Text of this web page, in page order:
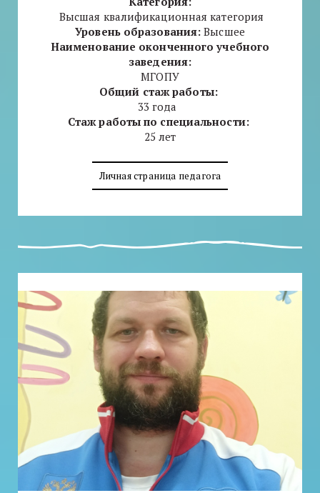
Высшая квалификационная категория
Уровень образования:Высшее
Наименование оконченного учебного
заведения:
МГОПУ
Общий стаж работы:
33 года
Стаж работы по специальности:
25 лет
Личная страница педагога